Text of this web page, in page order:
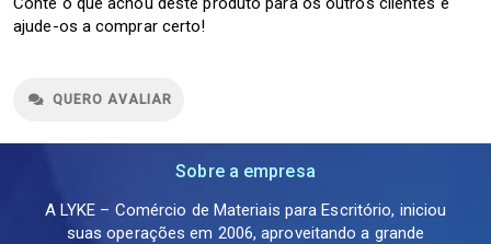
ajude-os a comprar certo!
QUERO AVALIAR
Sobre a empresa
A LYKE – Comércio de Materiais para Escritório, iniciou
suas operações em 2006, aproveitando a grande